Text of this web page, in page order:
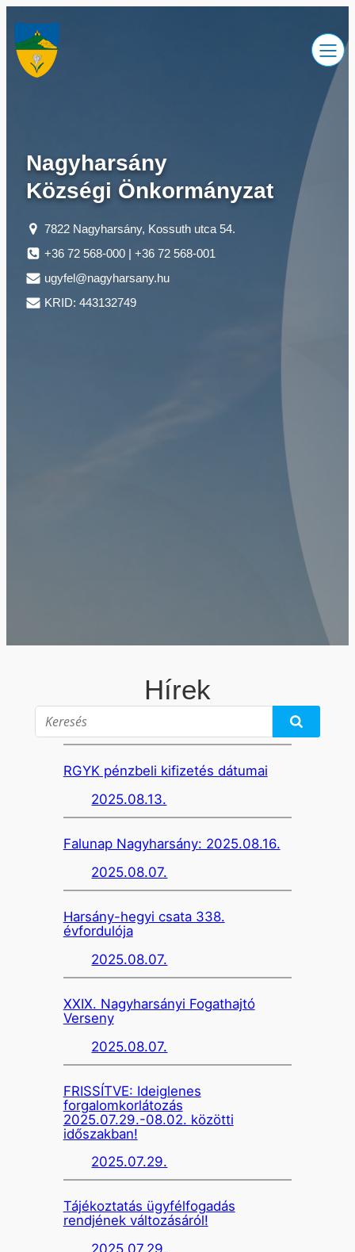
tartalomhoz
Nagyharsány
Községi Önkormányzat
7822 Nagyharsány, Kossuth utca 54.
+36 72 568-000 | +36 72 568-001
ugyfel@nagyharsany.hu
KRID: 443132749
Hírek
RGYK pénzbeli kifizetés dátumai
2025.08.13.
Falunap Nagyharsány: 2025.08.16.
2025.08.07.
Harsány-hegyi csata 338.
évfordulója
2025.08.07.
XXIX. Nagyharsányi Fogathajtó
Verseny
2025.08.07.
FRISSÍTVE: Ideiglenes
forgalomkorlátozás
2025.07.29.-08.02. közötti
időszakban!
2025.07.29.
Tájékoztatás ügyfélfogadás
rendjének változásáról!